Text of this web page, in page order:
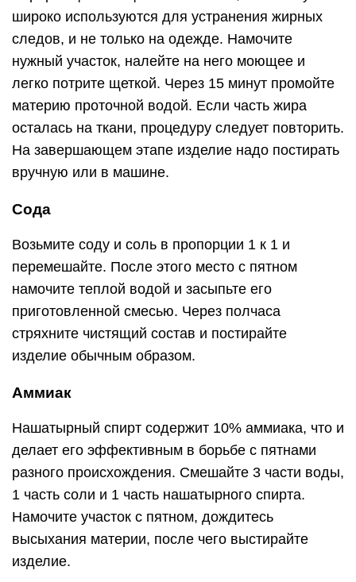
широко используются для устранения жирных
следов, и не только на одежде. Намочите
нужный участок, налейте на него моющее и
легко потрите щеткой. Через 15 минут промойте
материю проточной водой. Если часть жира
осталась на ткани, процедуру следует повторить.
На завершающем этапе изделие надо постирать
вручную или в машине.
Сода
Возьмите соду и соль в пропорции 1 к 1 и
перемешайте. После этого место с пятном
намочите теплой водой и засыпьте его
приготовленной смесью. Через полчаса
стряхните чистящий состав и постирайте
изделие обычным образом.
Аммиак
Нашатырный спирт содержит 10% аммиака, что и
делает его эффективным в борьбе с пятнами
разного происхождения. Смешайте 3 части воды,
1 часть соли и 1 часть нашатырного спирта.
Намочите участок с пятном, дождитесь
высыхания материи, после чего выстирайте
изделие.